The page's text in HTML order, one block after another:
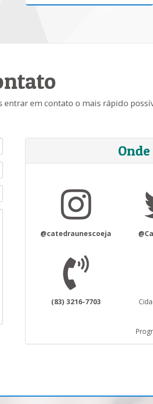
entrar em contato o mais rápido
@catedraunescoeja
(83) 3216-7703